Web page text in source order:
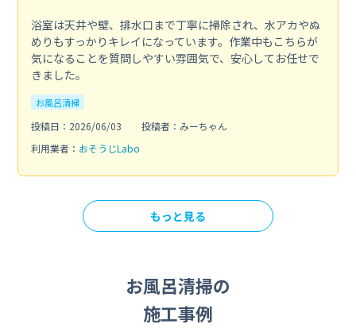
浴室は天井や壁、排水口まで丁寧に掃除され、水アカやぬ
めりもすっかりキレイになっています。作業中もこちらが
気になることを質問しやすい雰囲気で、安心してお任せで
きました。
お風呂清掃
投稿日：2026/06/03
投稿者：みーちゃん
利用業者： おそうじLabo
もっと見る
お風呂清掃の
施工事例